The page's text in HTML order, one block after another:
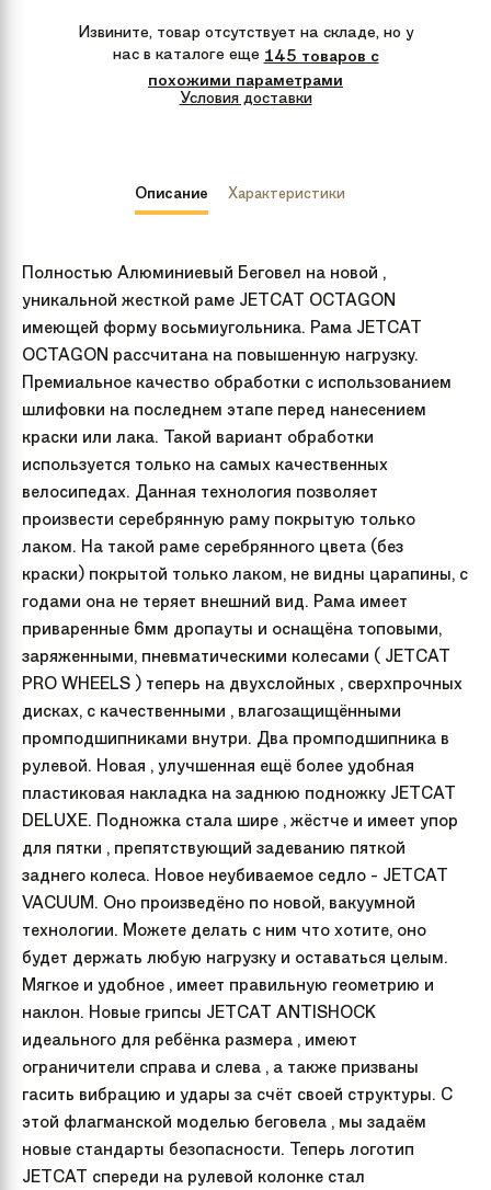
Извините, товар отсутствует на складе, но у
нас в каталоге еще 145 товаров с
похожими параметрами
Условия доставки
Описание Характеристики
Полностью Алюминиевый Беговел на новой ,
уникальной жесткой раме JETCAT OCTAGON
имеющей форму восьмиугольника. Рама JETCAT
OCTAGON рассчитана на повышенную нагрузку.
Премиальное качество обработки с использованием
шлифовки на последнем этапе перед нанесением
краски или лака. Такой вариант обработки
используется только на самых качественных
велосипедах. Данная технология позволяет
произвести серебрянную раму покрытую только
лаком. На такой раме серебрянного цвета (без
краски) покрытой только лаком, не видны царапины, с
годами она не теряет внешний вид. Рама имеет
приваренные 6мм дропауты и оснащёна топовыми,
заряженными, пневматическими колесами ( JETCAT
PRO WHEELS ) теперь на двухслойных , сверхпрочных
дисках, с качественными , влагозащищёнными
промподшипниками внутри. Два промподшипника в
рулевой. Новая , улучшенная ещё более удобная
пластиковая накладка на заднюю подножку JETCAT
DELUXE. Подножка стала шире , жёстче и имеет упор
для пятки , препятствующий задеванию пяткой
заднего колеса. Новое неубиваемое седло - JETCAT
VACUUM. Оно произведёно по новой, вакуумной
технологии. Можете делать с ним что хотите, оно
будет держать любую нагрузку и оставаться целым.
Мягкое и удобное , имеет правильную геометрию и
наклон. Новые грипсы JETCAT ANTISHOCK
идеального для ребёнка размера , имеют
ограничители справа и слева , а также призваны
гасить вибрацию и удары за счёт своей структуры. С
этой флагманской моделью беговела , мы задаём
новые стандарты безопасности. Теперь логотип
JETCAT спереди на рулевой колонке стал